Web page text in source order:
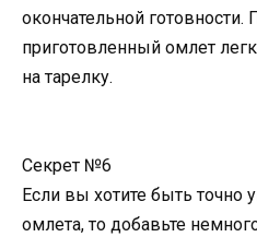
окончательной готовности.
приготовленный омлет
на тарелку.
Секрет №6
Если вы хотите быть
омлета, то добавьте